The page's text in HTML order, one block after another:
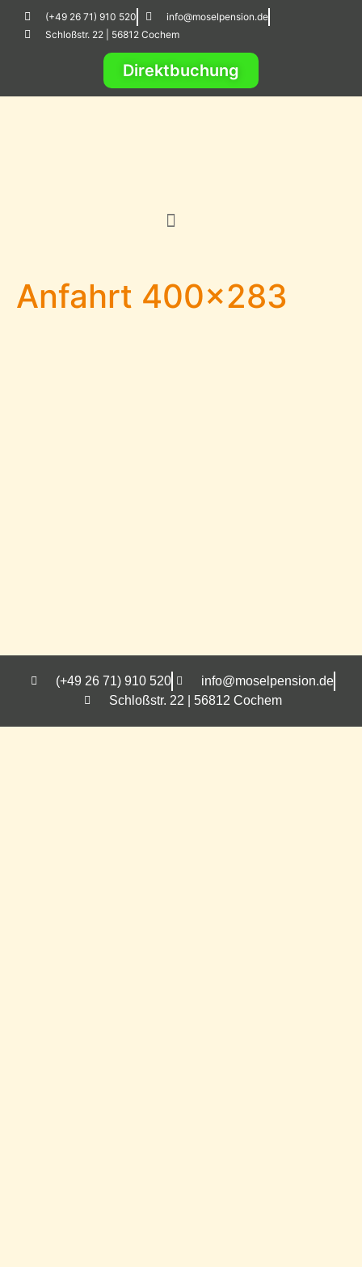
(+49 26 71) 910 520
info@moselpension.de
Schloßstr. 22 | 56812 Cochem
Direktbuchung
Anfahrt 400×283
(+49 26 71) 910 520
info@moselpension.de
Schloßstr. 22 | 56812 Cochem